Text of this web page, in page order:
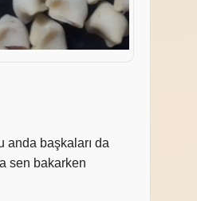
anda başkaları da
sen bakarken